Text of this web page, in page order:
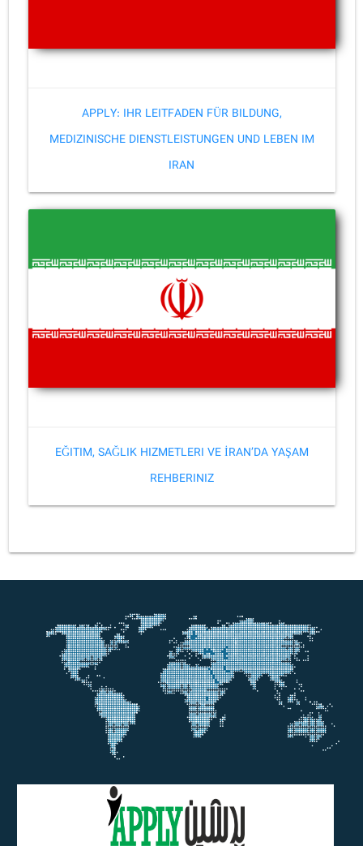
APPLY: IHR LEITFADEN FÜR BILDUNG,
MEDIZINISCHE DIENSTLEISTUNGEN UND LEBEN IM
IRAN
EĞITIM, SAĞLIK HIZMETLERI VE İRAN’DA YAŞAM
REHBERINIZ